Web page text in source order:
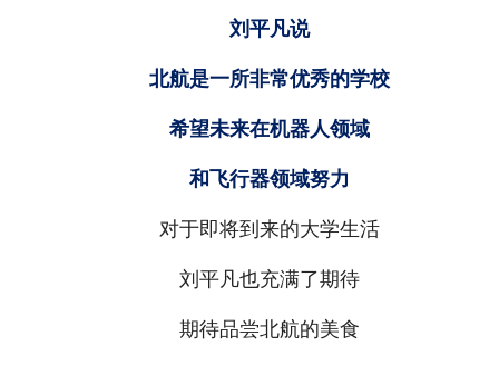
刘平凡说
北航是一所非常优秀的学校
希望未来在机器人领域
和飞行器领域努力
对于即将到来的大学生活
刘平凡也充满了期待
期待品尝北航的美食